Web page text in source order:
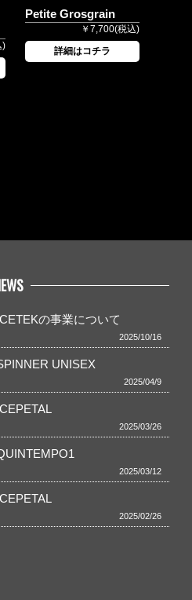
)
Petite Grosgrain
￥7,700(税込)
詳細はコチラ
の事業について
2025/10/16
UNISEX
2025/04/9
2025/03/26
2025/03/12
2025/02/26